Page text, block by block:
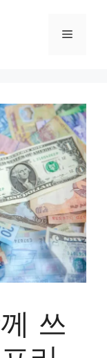
메
쓰